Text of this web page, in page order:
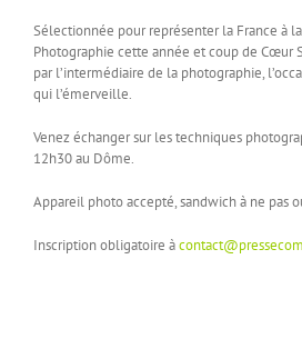
Sélectionnée pour représenter la France à
Photographie cette année et coup de Cœur
par l’intermédiaire de la photographie,
qui l’émerveille.
Venez échanger sur les techniques
12h30 au Dôme.
Appareil photo accepté, sandwich à ne pas
Inscription obligatoire à